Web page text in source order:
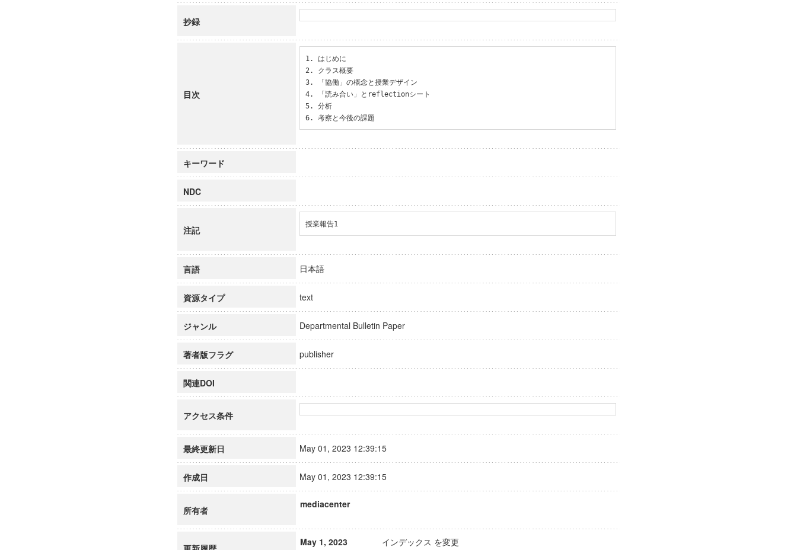
抄録
目次
1. はじめに
2. クラス概要
3. 「協働」の概念と授業デザイン
4. 「読み合い」とreflectionシート
5. 分析
6. 考察と今後の課題
キーワード
NDC
注記
授業報告1
言語 日本語
資源タイプ text
ジャンル Departmental Bulletin Paper
著者版フラグ publisher
関連DOI
アクセス条件
最終更新日 May 01, 2023 12:39:15
作成日 May 01, 2023 12:39:15
所有者
mediacenter
May 1, 2023 インデックス を変更